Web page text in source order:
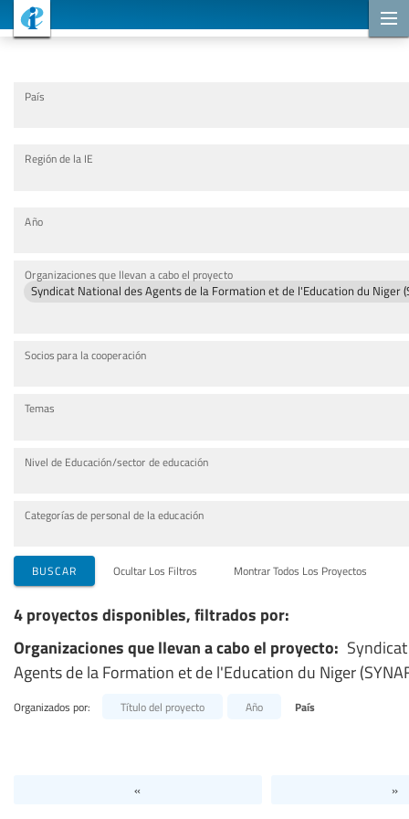
País
Región de la IE
Año
Organizaciones que llevan a cabo el proyecto
Syndicat National des Agents de la Formation et de l'Education du Niger
Socios para la cooperación
Temas
Nivel de Educación/sector de educación
Categorías de personal de la educación
BUSCAR Ocultar Los Filtros Montrar Todos Los Proyectos
4 proyectos disponibles, filtrados por:
Organizaciones que llevan a cabo el proyecto:
Agents de la Formation et de l'Education du Niger
Organizados por: Título del proyecto Año País
« »